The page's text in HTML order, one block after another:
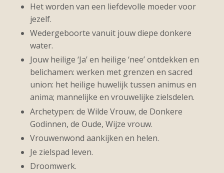
Het worden van een liefdevolle moeder voor
jezelf.
Wedergeboorte vanuit jouw diepe donkere
water.
Jouw heilige ‘Ja’ en heilige ‘nee’ ontdekken en
belichamen: werken met grenzen en sacred
union: het heilige huwelijk tussen animus en
anima; mannelijke en vrouwelijke zielsdelen.
Archetypen: de Wilde Vrouw, de Donkere
Godinnen, de Oude, Wijze vrouw.
Vrouwenwond aankijken en helen.
Je zielspad leven.
Droomwerk.